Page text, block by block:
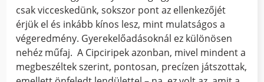
csak vicceskedünk, sokszor pont az ellenkezőjét
érjük el és inkább kínos lesz, mint mulatságos a
végeredmény. Gyerekelőadásoknál ez különösen
nehéz műfaj. A Cipciripek azonban, mivel mindent a
megbeszéltek szerint, pontosan, precízen játszottak,